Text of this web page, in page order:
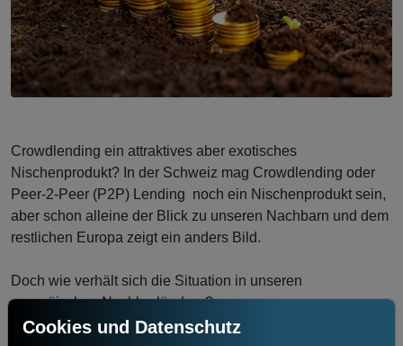
Crowdlending ein attraktives aber exotisches
Nischenprodukt? In der Schweiz mag Crowdlending oder
Peer-2-Peer (P2P) Lending noch ein Nischenprodukt sein,
aber schon alleine der Blick zu unseren Nachbarn und dem
restlichen Europa zeigt ein anders Bild.
Doch wie verhält sich die Situation in unseren
europäischen Nachbarländern?
Das Transaktionsvolumen im Segment Crowdlending für
Cookies und Datenschutz